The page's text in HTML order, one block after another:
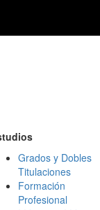
Grados y Dobles
Titulaciones
Formación
Profesional